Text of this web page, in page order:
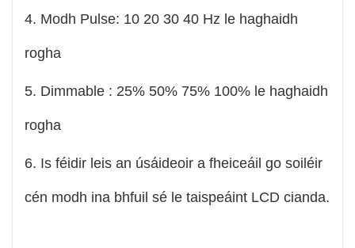
4. Modh Pulse: 10 20 30 40 Hz le haghaidh
rogha
5. Dimmable : 25% 50% 75% 100% le haghaidh
rogha
6. Is féidir leis an úsáideoir a fheiceáil go soiléir
cén modh ina bhfuil sé le taispeáint LCD cianda.